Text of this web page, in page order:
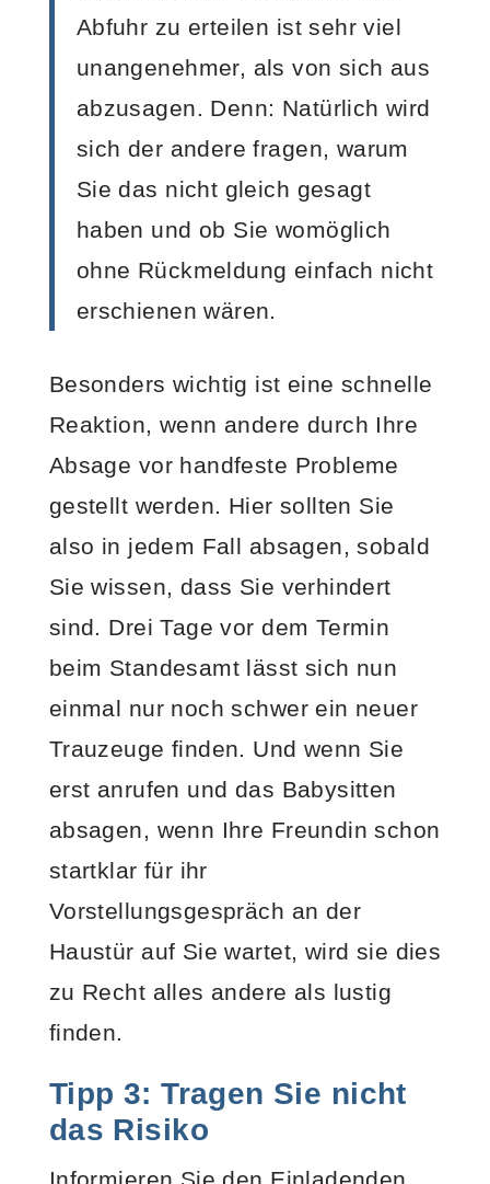
Abfuhr zu erteilen ist sehr viel
unangenehmer, als von sich aus
abzusagen. Denn: Natürlich wird
sich der andere fragen, warum
Sie das nicht gleich gesagt
haben und ob Sie womöglich
ohne Rückmeldung einfach nicht
erschienen wären.
Besonders wichtig ist eine schnelle
Reaktion, wenn andere durch Ihre
Absage vor handfeste Probleme
gestellt werden. Hier sollten Sie
also in jedem Fall absagen, sobald
Sie wissen, dass Sie verhindert
sind. Drei Tage vor dem Termin
beim Standesamt lässt sich nun
einmal nur noch schwer ein neuer
Trauzeuge finden. Und wenn Sie
erst anrufen und das Babysitten
absagen, wenn Ihre Freundin schon
startklar für ihr
Vorstellungsgespräch an der
Haustür auf Sie wartet, wird sie dies
zu Recht alles andere als lustig
finden.
Tipp 3: Tragen Sie nicht
das Risiko
Informieren Sie den Einladenden